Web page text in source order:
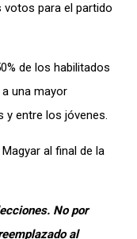
votos para el partido
de los habilitados
una mayor
y entre los jóvenes.
al final de la
No por
al